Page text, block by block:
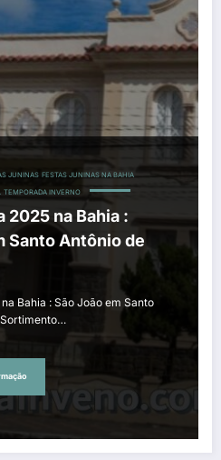
JUNINAS FESTAS JUNINAS NA BAHIA
TEMPORADA INVERNO
2025 na Bahia :
Santo Antônio de
Bahia : São João em Santo